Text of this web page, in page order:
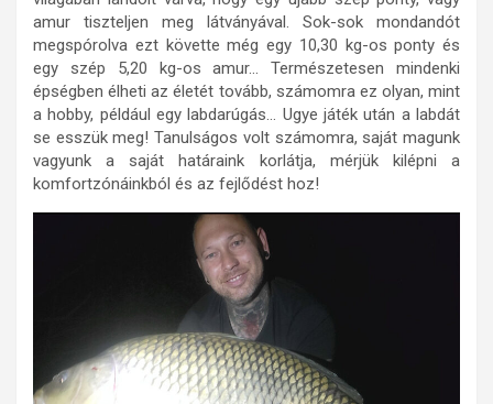
amur tiszteljen meg látványával. Sok-sok mondandót
megspórolva ezt követte még egy 10,30 kg-os ponty és
egy szép 5,20 kg-os amur… Természetesen mindenki
épségben élheti az életét tovább, számomra ez olyan, mint
a hobby, például egy labdarúgás… Ugye játék után a labdát
se esszük meg! Tanulságos volt számomra, saját magunk
vagyunk a saját határaink korlátja, mérjük kilépni a
komfortzónáinkból és az fejlődést hoz!